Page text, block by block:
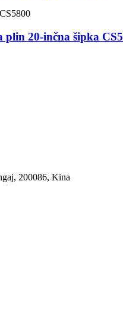
20-inčna šipka
200086, Kina